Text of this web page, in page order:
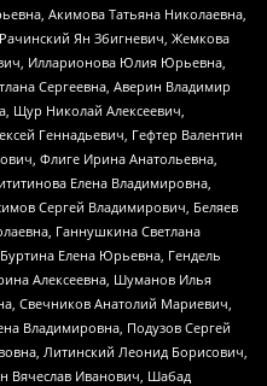
Акимова Татьяна Николаевна,
Ян Збигневич, Жемкова
Илларионова Юлия Юрьевна,
Сергеевна, Аверин Владимир
Щур Николай Алексеевич,
Геннадьевич, Гефтер Валентин
Флиге Ирина Анатольевна,
Елена Владимировна,
Сергей Владимирович, Беляев
Ганнушкина Светлана
Елена Юрьевна, Гендель
Алексеевна, Шуманов Илья
Свечников Анатолий Мариевич,
Владимировна, Подузов Сергей
Литинский Леонид Борисович,
Вячеслав Иванович, Шабад